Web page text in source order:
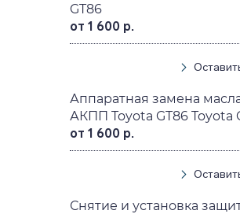
GT86
от 1 600 р.
Аппаратная замена
АКПП Toyota GT86 Toyota
от 1 600 р.
Снятие и установка